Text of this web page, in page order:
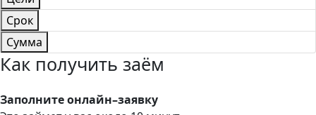
Срок
Сумма
Как получить заём
Заполните онлайн–заявку